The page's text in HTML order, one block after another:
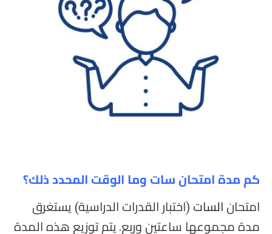
كم مدة امتحان سات وما الوقت المحدد ذلك؟
امتحان السات (اختبار القدرات الدراسية) يستغرق
مدة مجموعها ساعتين وربع. يتم توزيع هذه المدة